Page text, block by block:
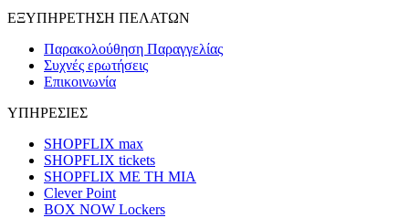
ΕΞΥΠΗΡΕΤΗΣΗ ΠΕΛΑΤΩΝ
Παρακολούθηση Παραγγελίας
Συχνές ερωτήσεις
Επικοινωνία
ΥΠΗΡΕΣΙΕΣ
SHOPFLIX max
SHOPFLIX tickets
SHOPFLIX ΜΕ ΤΗ ΜΙΑ
Clever Point
BOX NOW Lockers